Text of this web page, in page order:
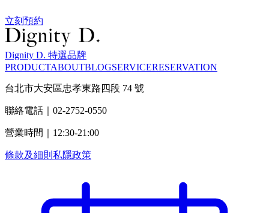
立刻預約
Dignity D. 特選品牌
PRODUCTABOUTBLOGSERVICERESERVATION
台北市大安區忠孝東路四段 74 號
聯絡電話｜02-2752-0550
營業時間｜12:30-21:00
條款及細則 私隱政策